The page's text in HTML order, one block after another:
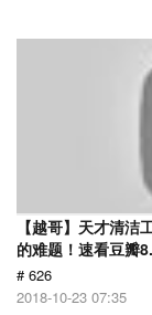
【越哥】天才清
的难题！速看豆瓣
# 626
2018-10-23 07:35